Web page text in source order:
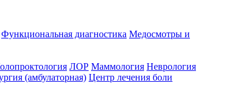
Функциональная диагностика Медосмотры и
ЛОР Маммология Неврология
(амбулаторная) Центр лечения боли